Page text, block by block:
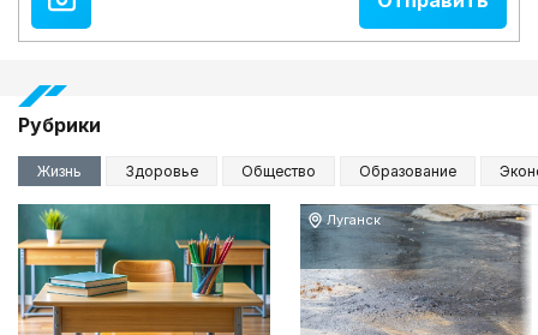
Рубрики
Жизнь Здоровье Общество Образование
Луганск